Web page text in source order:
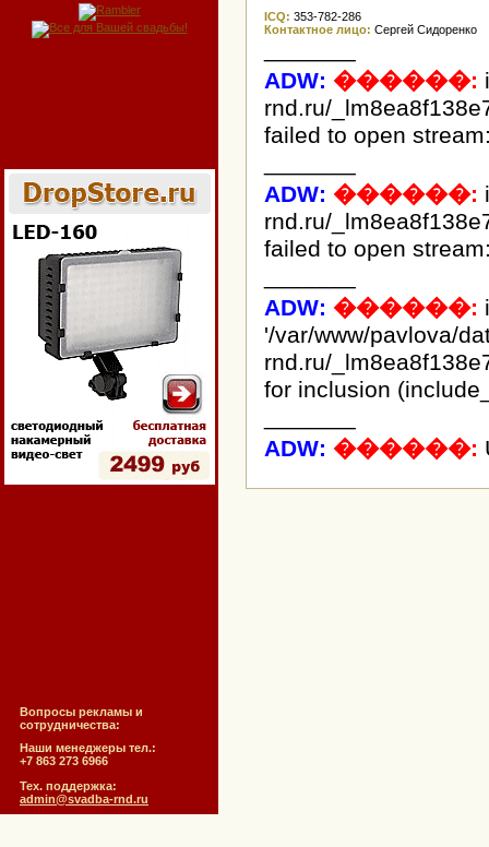
Вопросы рекламы и
сотрудничества:
Наши менеджеры тел.:
+7 863 273 6966
Тех. поддержка:
admin@svadba-rnd.ru
ICQ: 353-782-286
Контактное лицо: Сергей Сидоренко
ADW: ������:
rnd.ru/
failed to open
ADW: ������:
rnd.ru/
failed to open
ADW: ������:
'/var/www/pavlova/
rnd.ru/
for inclusion
ADW: ������: